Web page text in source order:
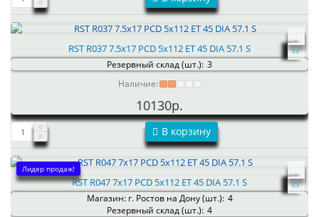
RST R037 7.5x17 PCD 5x112 ET 45 DIA 57.1 S
Резервный склад (шт.): 3
Наличие:
10130р.
В корзину
Лидер продаж!
RST R047 7x17 PCD 5x112 ET 45 DIA 57.1 S
Магазин: г. Ростов на Дону (шт.): 4
Резервный склад (шт.): 4